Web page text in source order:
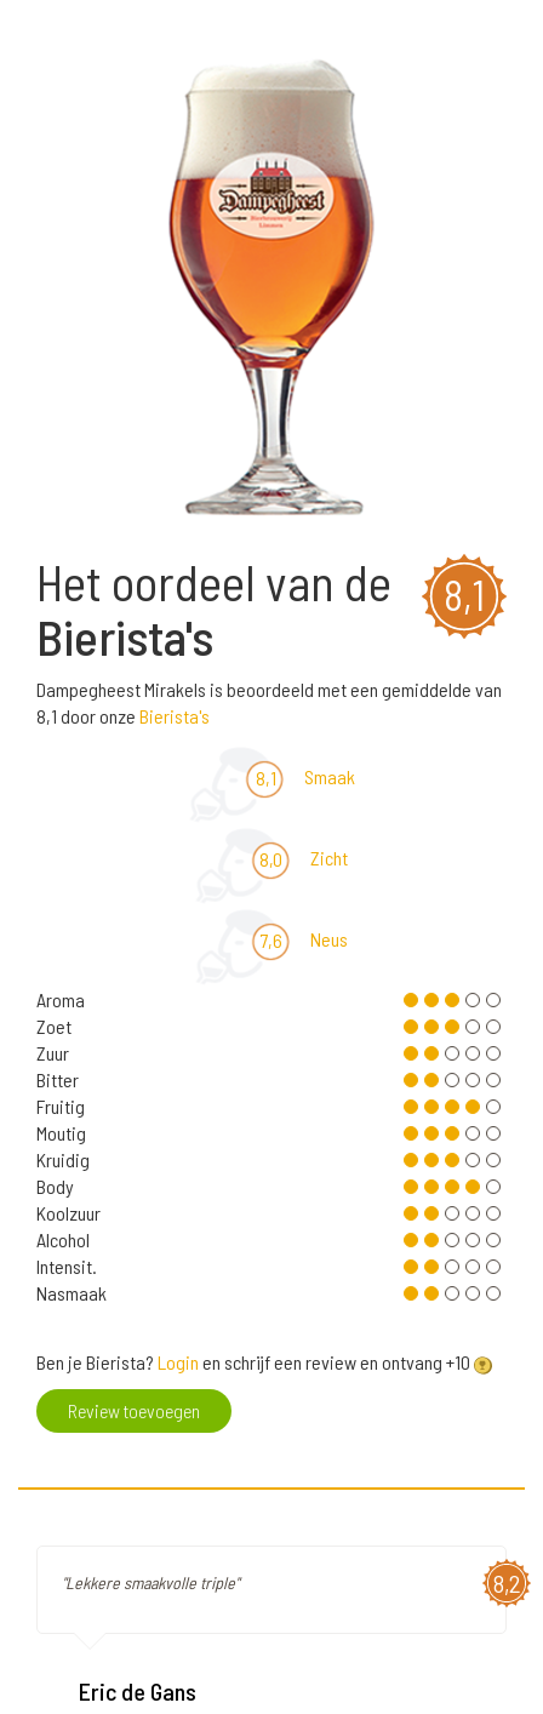
8,1
Het oordeel van de
Bierista's
Dampegheest Mirakels is beoordeeld met een gemiddelde van
8,1 door onze Bierista's
8,1 Smaak
8,0 Zicht
7,6 Neus
Aroma
Zoet
Zuur
Bitter
Fruitig
Moutig
Kruidig
Body
Koolzuur
Alcohol
Intensit.
Nasmaak
Ben je Bierista? Login en schrijf een review en ontvang +10
Review toevoegen
8,2
"Lekkere smaakvolle triple"
Eric de Gans